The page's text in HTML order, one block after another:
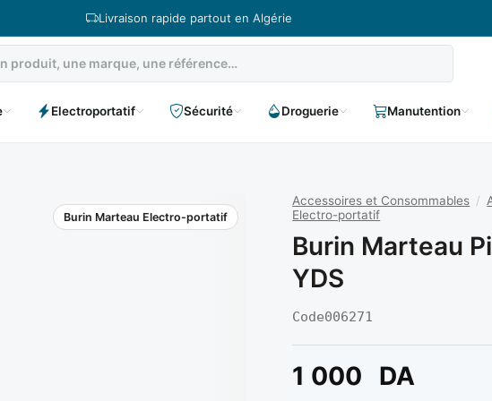
Livraison rapide partout en Algérie
Electroportatif Sécurité Droguerie Manutention
Burin Marteau Electro-portatif
Accessoires et Consommables /
Electro-portatif
Burin Marteau
YDS
Code006271
1 000 DA